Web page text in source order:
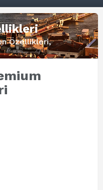
Özellikleri,